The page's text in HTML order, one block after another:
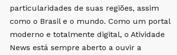
particularidades de suas regiões, assim
como o Brasil e o mundo. Como um portal
moderno e totalmente digital, o Atividade
News está sempre aberto a ouvir a